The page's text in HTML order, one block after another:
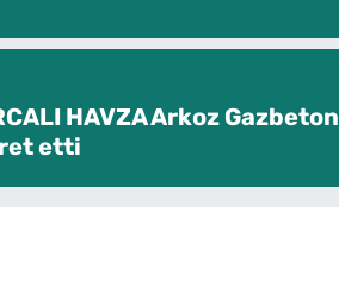
HAVZA Arkoz Gazbeton
etti